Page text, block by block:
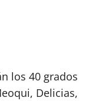
los 40 grados
Delicias,